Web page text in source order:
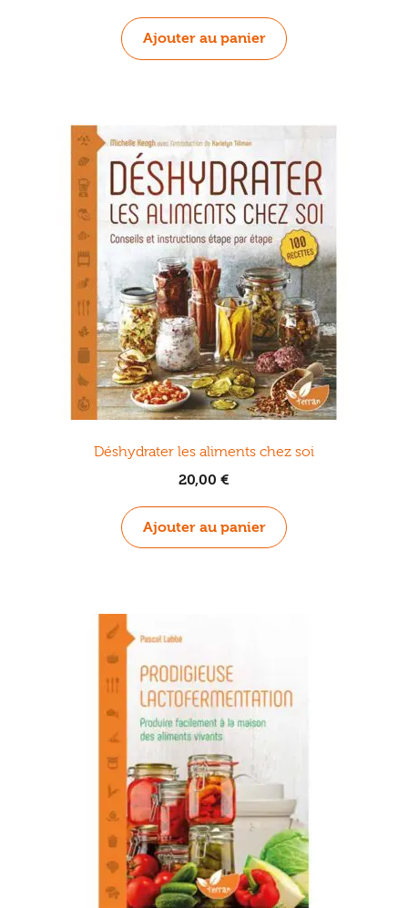
Ajouter au panier
Déshydrater les aliments chez soi
20,00 €
Ajouter au panier